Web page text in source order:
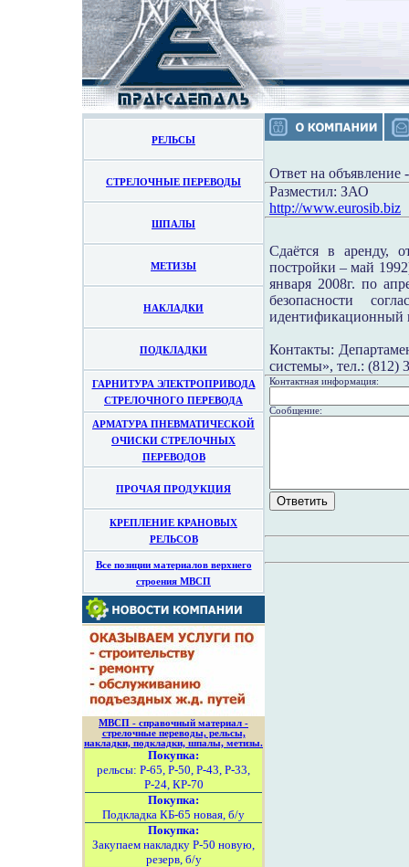
РЕЛЬСЫ
СТРЕЛОЧНЫЕ ПЕРЕВОДЫ
ШПАЛЫ
МЕТИЗЫ
НАКЛАДКИ
ПОДКЛАДКИ
ГАРНИТУРА ЭЛЕКТРОПРИВОДА
СТРЕЛОЧНОГО ПЕРЕВОДА
АРМАТУРА ПНЕВМАТИЧЕСКОЙ
ОЧИСКИ СТРЕЛОЧНЫХ
ПЕРЕВОДОВ
ПРОЧАЯ ПРОДУКЦИЯ
КРЕПЛЕНИЕ КРАНОВЫХ
РЕЛЬСОВ
Все позиции материалов верхнего
строения МВСП
МВСП - справочный материал -
стрелочные переводы, рельсы,
накладки, подкладки, шпалы, метизы.
Покупка:
рельсы: Р-65, Р-50, Р-43, Р-33,
Р-24, КР-70
Покупка:
Подкладка КБ-65 новая, б/у
Покупка:
Закупаем накладку Р-50 новую,
резерв, б/у
Ответ на объявление
Разместил: ЗАО
http://www.eurosib.biz
Сдаётся в аренду,
постройки – май
января 2008г. по
безопасности
идентификационный
Контакты:
системы», тел.: (812)
Контактная информация:
Сообщение: